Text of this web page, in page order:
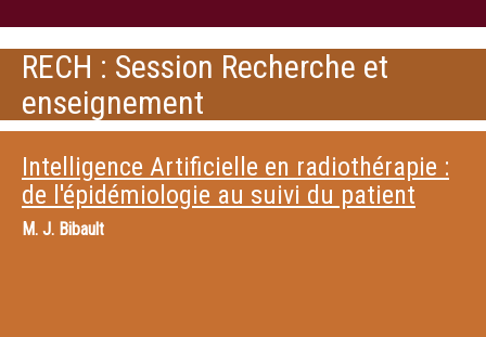
RECH : Session Recherche et
enseignement
Intelligence Artificielle en radiothérapie :
de l'épidémiologie au suivi du patient
M. J. Bibault